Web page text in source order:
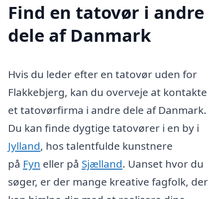
Find en tatovør i andre
dele af Danmark
Hvis du leder efter en tatovør uden for
Flakkebjerg, kan du overveje at kontakte
et tatovørfirma i andre dele af Danmark.
Du kan finde dygtige tatovører i en by i
Jylland, hos talentfulde kunstnere
på Fyn eller på Sjælland. Uanset hvor du
søger, er der mange kreative fagfolk, der